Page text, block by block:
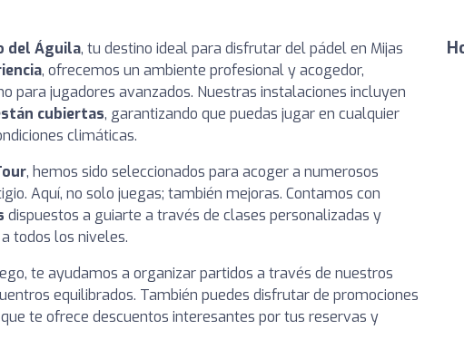
del Águila, tu destino ideal para disfrutar del pádel en Mijas
, ofrecemos un ambiente profesional y acogedor,
para jugadores avanzados. Nuestras instalaciones incluyen
cubiertas, garantizando que puedas jugar en cualquier
climáticas.
, hemos sido seleccionados para acoger a numerosos
Aquí, no solo juegas; también mejoras. Contamos con
dispuestos a guiarte a través de clases personalizadas y
todos los niveles.
te ayudamos a organizar partidos a través de nuestros
equilibrados. También puedes disfrutar de promociones
te ofrece descuentos interesantes por tus reservas y